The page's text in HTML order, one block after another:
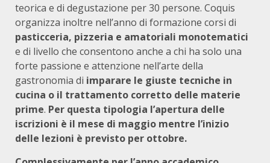
teorica e di degustazione per 30 persone. Coquis
organizza inoltre nell’anno di formazione corsi di
pasticceria, pizzeria e amatoriali monotematici
e di livello che consentono anche a chi ha solo una
forte passione e attenzione nell’arte della
gastronomia di imparare le giuste tecniche in
cucina o il trattamento corretto delle materie
prime. Per questa tipologia l’apertura delle
iscrizioni è il mese di maggio mentre l’inizio
delle lezioni è previsto per ottobre.